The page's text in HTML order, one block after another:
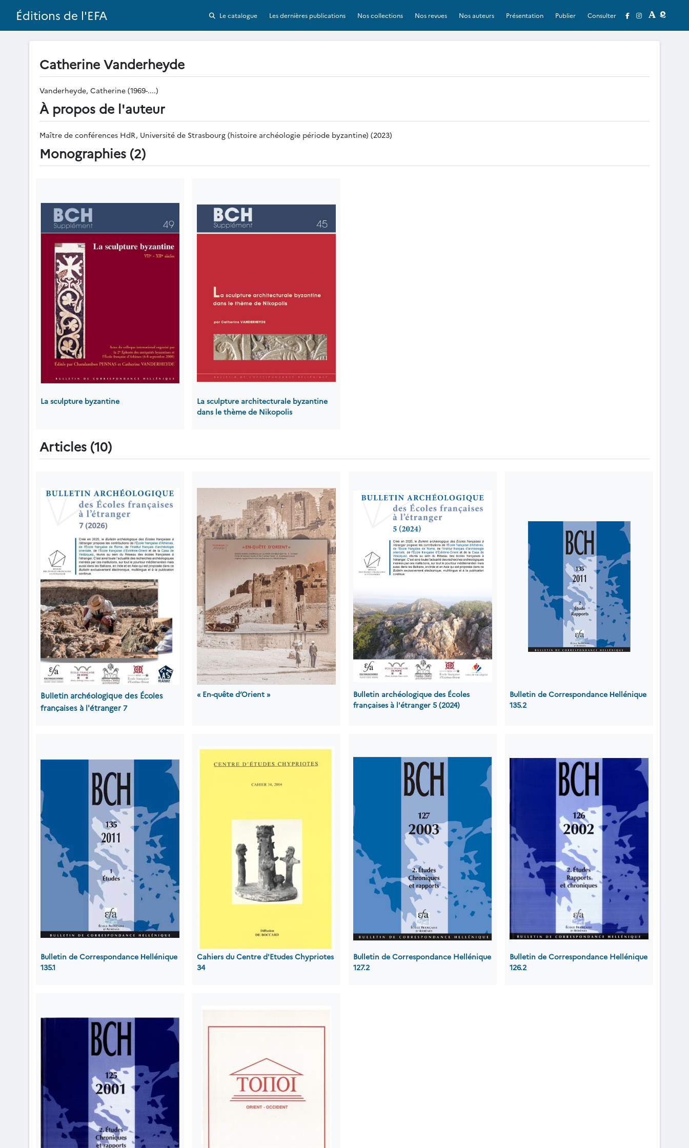
Éditions de l'EFA Le catalogue Les dernières publications Nos collections Nos revues Nos auteurs Présentation Publier Consulter
Catherine Vanderheyde
Vanderheyde, Catherine (1969-....)
À propos de l'auteur
Maître de conférences HdR, Université de Strasbourg (histoire archéologie période byzantine) (2023)
Monographies (2)
La sculpture byzantine
La sculpture architecturale byzantine
dans le thème de Nikopolis
Articles (10)
Bulletin archéologique des Écoles
françaises à l'étranger 7
« En-quête d’Orient »
Bulletin archéologique des Écoles
françaises à l'étranger 5 (2024)
Bulletin de Correspondance Ηellénique
135.2
Bulletin de Correspondance Ηellénique
135.1
Cahiers du Centre d'Etudes Chypriotes
34
Bulletin de Correspondance Hellénique
127.2
Bulletin de Correspondance Hellénique
126.2